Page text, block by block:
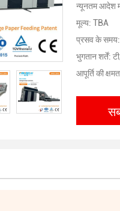
न्यूनतम आदेश
मूल्य: TBA
प्रसव के समय:
भुगतान शर्तें:
आपूर्ति की